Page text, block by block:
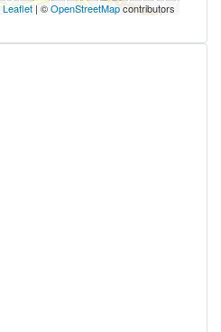
Leaflet| ©OpenStreetMapcontributors